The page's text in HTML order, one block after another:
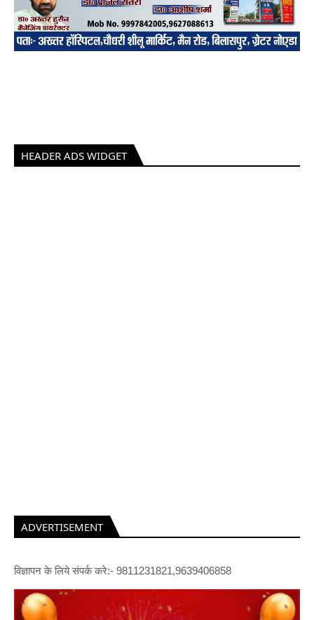
HEADER ADS WIDGET
ADVERTISEMENT
विज्ञापन के लिये संपर्क करे:- 9811231821,9639406858